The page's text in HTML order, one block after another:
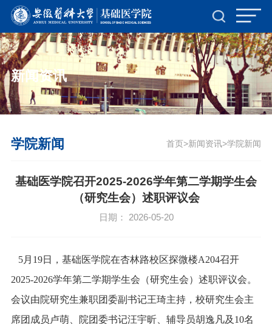
新闻资讯
学院新闻 首页>新闻资讯>学院新闻
基础医学院召开2025-2026学年第二学期学生会
（研究生会）述职评议会
日期： 2026-05-20
5月19日，基础医学院在杏林路校区探微楼A204召开
2025-2026学年第二学期学生会（研究生会）述职评议会。
会议由院研究生兼职团委副书记王琦主持，校研究生会主
席团成员卢萌、院团委书记汪宇昕、辅导员胡逸凡及10名